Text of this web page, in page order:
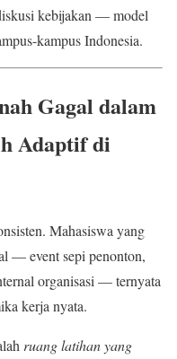
kebijakan — model
kampus Indonesia.
Gagal dalam
Adaptif di
Mahasiswa yang
— event sepi penonton,
organisasi — ternyata
kerja nyata.
ruang latihan yang